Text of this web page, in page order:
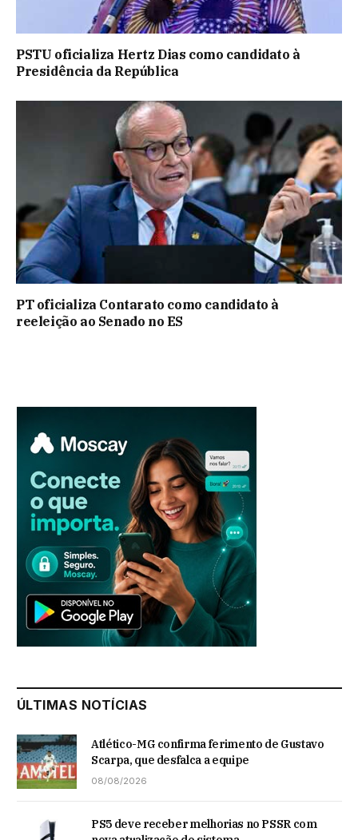
PSTU oficializa Hertz Dias como candidato à
Presidência da República
PT oficializa Contarato como candidato à
reeleição ao Senado no ES
ÚLTIMAS NOTÍCIAS
Atlético-MG confirma ferimento de Gustavo
Scarpa, que desfalca a equipe
08/08/2026
PS5 deve receber melhorias no PSSR com